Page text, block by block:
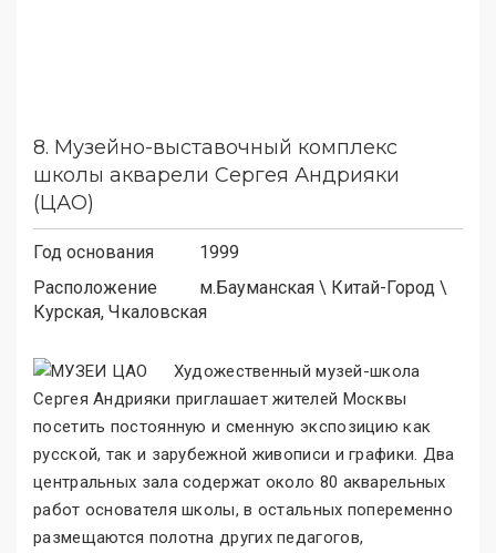
8. Музейно-выставочный комплекс
школы акварели Сергея Андрияки
(ЦАО)
Год основания
1999
Расположение
м.Бауманская \ Китай-Город \
Курская, Чкаловская
Художественный музей-школа
Сергея Андрияки приглашает жителей Москвы
посетить постоянную и сменную экспозицию как
русской, так и зарубежной живописи и графики. Два
центральных зала содержат около 80 акварельных
работ основателя школы, в остальных попеременно
размещаются полотна других педагогов,